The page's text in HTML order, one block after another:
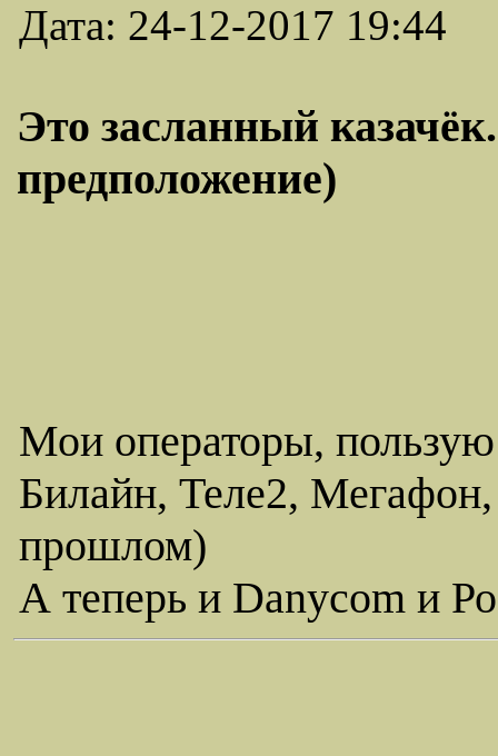
Дата: 24-12-2017 19:44
Это засланный
предположение)
Мои операторы,
Билайн, Теле2,
прошлом)
А теперь и Danycom и